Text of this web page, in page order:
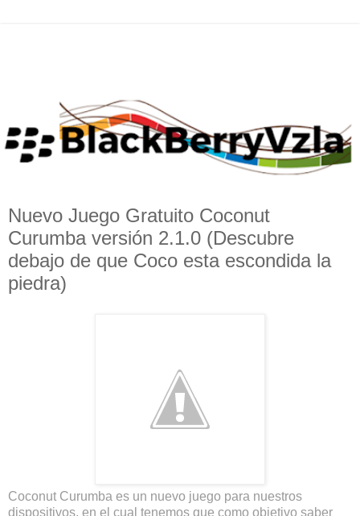
Nuevo Juego Gratuito Coconut
Curumba versión 2.1.0 (Descubre
debajo de que Coco esta escondida la
piedra)
Coconut Curumba es un nuevo juego para nuestros
dispositivos, en el cual tenemos que como objetivo saber